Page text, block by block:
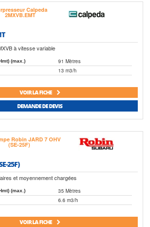
à vitesse variable
(max.) 91 Mètres
13 m3/h
VOIR LA FICHE
DEMANDE DE DEVIS
25F)
et moyennement chargées
(max.) 35 Mètres
6.6 m3/h
VOIR LA FICHE